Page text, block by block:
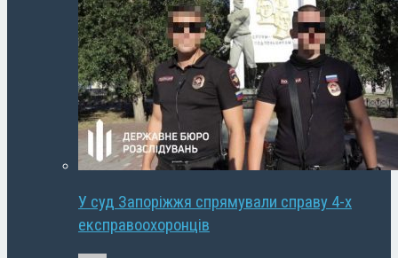
У суд Запоріжжя спрямували справу 4-х
експравоохоронців